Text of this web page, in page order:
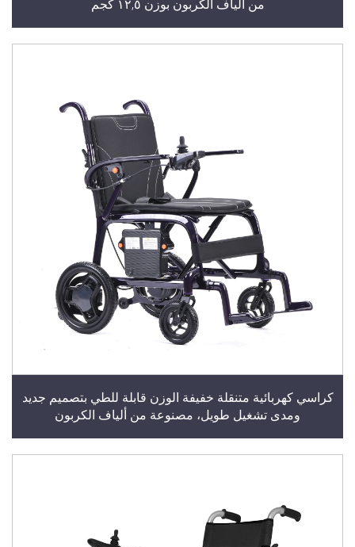
من ألياف الكربون بوزن ١٢,٥ كجم
كراسي كهربائية متنقلة خفيفة الوزن قابلة للطي بتصميم جديد
ومدى تشغيل طويل، مصنوعة من ألياف الكربون